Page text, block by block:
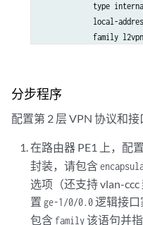
type
local-
family
        }
    }
traffic-
        area 0.0.0.0 {
interface
interface
分步程序
配置第 2 层 VPN 协议和接
在路由器 PE1 上，配置
封装，请包含
选项（还支持 vlan-
置 ge-1/0/0.0逻辑接
包含 family该语句并